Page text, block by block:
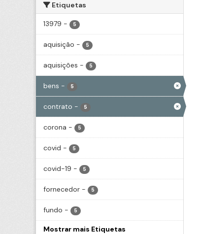
Etiquetas
13979 - 5
aquisição - 5
aquisições - 5
bens - 5
contrato - 5
corona - 5
covid - 5
covid-19 - 5
fornecedor - 5
fundo - 5
Mostrar mais Etiquetas